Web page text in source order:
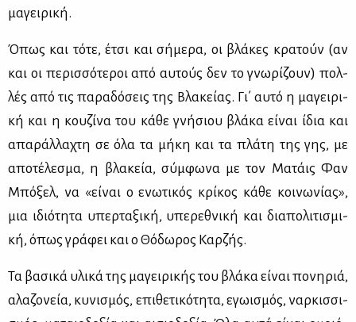
μα­γει­ρι­κή.
Όπως και τό­τε, έτσι και σή­με­ρα, οι βλά­κες κρα­τούν (αν
και οι πε­ρισ­σό­τε­ροι από αυ­τούς δεν το γνω­ρί­ζουν) πολ­
λές από τις πα­ρα­δό­σεις της Βλα­κεί­ας. Γι΄ αυ­τό η μα­γει­ρι­
κή και η κου­ζί­να του κά­θε γνή­σιου βλά­κα εί­ναι ίδια και
απα­ράλ­λα­χτη σε όλα τα μή­κη και τα πλά­τη της γης, με
απο­τέ­λε­σμα, η βλα­κεία, σύμ­φω­να με τον Μα­τάις Φαν
Μπό­ξελ, να «εί­ναι ο ενω­τι­κός κρί­κος κά­θε κοι­νω­νί­ας»,
μια ιδιό­τη­τα υπερ­τα­ξι­κή, υπε­ρε­θνι­κή και δια­πο­λι­τι­σμι­
κή, όπως γρά­φει και ο Θό­δω­ρος Καρ­ζής.
Τα βα­σι­κά υλι­κά της μα­γει­ρι­κής του βλά­κα εί­ναι πο­νη­ριά,
αλα­ζο­νεία, κυ­νι­σμός, επι­θε­τι­κό­τη­τα, εγω­ι­σμός, ναρ­κισ­σι­